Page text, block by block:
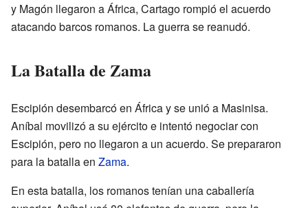
y Magón llegaron a África, Cartago rompió el acuerdo
atacando barcos romanos. La guerra se reanudó.
La Batalla de Zama
Escipión desembarcó en África y se unió a Masinisa.
Aníbal movilizó a su ejército e intentó negociar con
Escipión, pero no llegaron a un acuerdo. Se prepararon
para la batalla en Zama.
En esta batalla, los romanos tenían una caballería